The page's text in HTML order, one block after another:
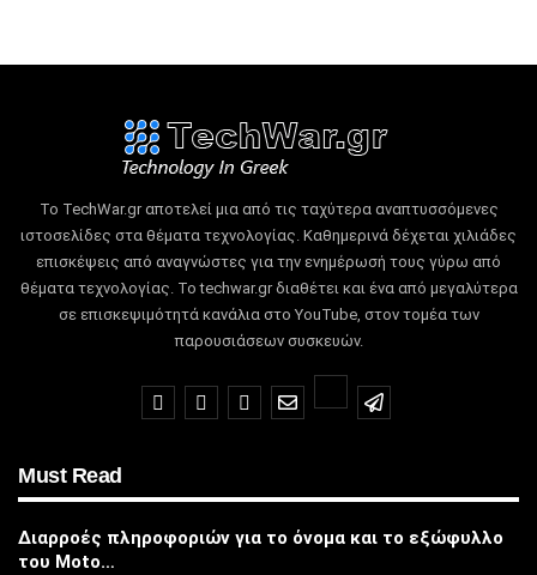
Το TechWar.gr αποτελεί μια από τις ταχύτερα αναπτυσσόμενες
ιστοσελίδες στα θέματα τεχνολογίας. Καθημερινά δέχεται χιλιάδες
επισκέψεις από αναγνώστες για την ενημέρωσή τους γύρω από
θέματα τεχνολογίας. Το techwar.gr διαθέτει και ένα από μεγαλύτερα
σε επισκεψιμότητά κανάλια στο YouTube, στον τομέα των
παρουσιάσεων συσκευών.
Must Read
Διαρροές πληροφοριών για το όνομα και το εξώφυλλο
του Moto…